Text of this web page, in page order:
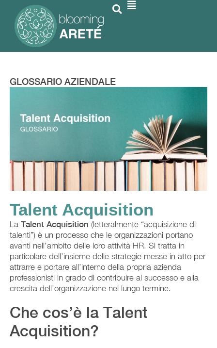
GLOSSARIO AZIENDALE
Talent Acquisition
La Talent Acquisition (letteralmente “acquisizione di
talenti”) è un processo che le organizzazioni portano
avanti nell’ambito delle loro attività HR. Si tratta in
particolare dell’insieme delle strategie messe in atto per
attrarre e portare all’interno della propria azienda
professionisti in grado di contribuire al successo e alla
crescita dell’organizzazione nel lungo termine.
Che cos’è la Talent
Acquisition?